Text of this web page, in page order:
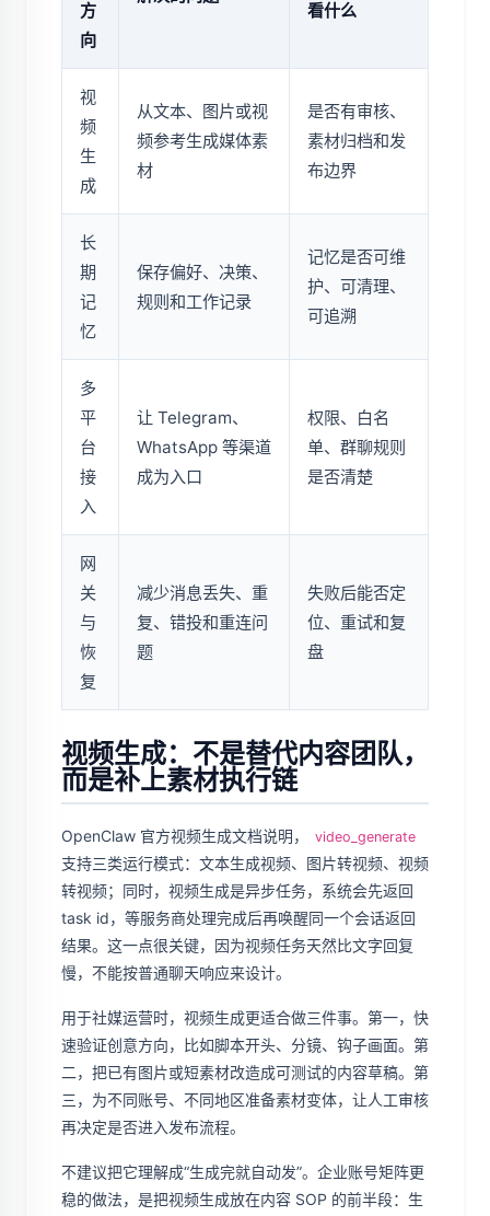
方
向
看什么
视
频
生
成
从文本、图片或视
频参考生成媒体素
材
是否有审核、
素材归档和发
布边界
长
期
记
忆
保存偏好、决策、
规则和工作记录
记忆是否可维
护、可清理、
可追溯
多
平
台
接
入
让 Telegram、
WhatsApp 等渠道
成为入口
权限、白名
单、群聊规则
是否清楚
网
关
与
恢
复
减少消息丢失、重
复、错投和重连问
题
失败后能否定
位、重试和复
盘
视频生成：不是替代内容团队，
而是补上素材执行链
OpenClaw 官方视频生成文档说明， video_generate
支持三类运行模式：文本生成视频、图片转视频、视频
转视频；同时，视频生成是异步任务，系统会先返回
task id，等服务商处理完成后再唤醒同一个会话返回
结果。这一点很关键，因为视频任务天然比文字回复
慢，不能按普通聊天响应来设计。
用于社媒运营时，视频生成更适合做三件事。第一，快
速验证创意方向，比如脚本开头、分镜、钩子画面。第
二，把已有图片或短素材改造成可测试的内容草稿。第
三，为不同账号、不同地区准备素材变体，让人工审核
再决定是否进入发布流程。
不建议把它理解成“生成完就自动发”。企业账号矩阵更
稳的做法，是把视频生成放在内容 SOP 的前半段：生